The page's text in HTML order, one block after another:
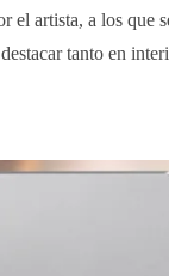
el artista, a los que
tanto en